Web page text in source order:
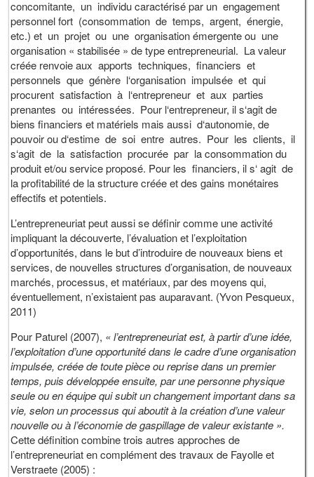
concomitante, un individu caractérisé par un engagement
personnel fort (consommation de temps, argent, énergie,
etc.) et un projet ou une organisation émergente ou une
organisation « stabilisée » de type entrepreneurial. La valeur
créée renvoie aux apports techniques, financiers et
personnels que génère l‘organisation impulsée et qui
procurent satisfaction à l‘entrepreneur et aux parties
prenantes ou intéressées. Pour l‘entrepreneur, il s‘agit de
biens financiers et matériels mais aussi d‘autonomie, de
pouvoir ou d‘estime de soi entre autres. Pour les clients, il
s‘agit de la satisfaction procurée par la consommation du
produit et/ou service proposé. Pour les financiers, il s‘ agit de
la profitabilité de la structure créée et des gains monétaires
effectifs et potentiels.
L’entrepreneuriat peut aussi se définir comme une activité
impliquant la découverte, l’évaluation et l’exploitation
d’opportunités, dans le but d’introduire de nouveaux biens et
services, de nouvelles structures d’organisation, de nouveaux
marchés, processus, et matériaux, par des moyens qui,
éventuellement, n’existaient pas auparavant. (Yvon Pesqueux,
2011)
Pour Paturel (2007), « l’entrepreneuriat est, à partir d’une idée,
l’exploitation d’une opportunité dans le cadre d’une organisation
impulsée, créée de toute pièce ou reprise dans un premier
temps, puis développée ensuite, par une personne physique
seule ou en équipe qui subit un changement important dans sa
vie, selon un processus qui aboutit à la création d’une valeur
nouvelle ou à l’économie de gaspillage de valeur existante ».
Cette définition combine trois autres approches de
l’entrepreneuriat en complément des travaux de Fayolle et
Verstraete (2005) :